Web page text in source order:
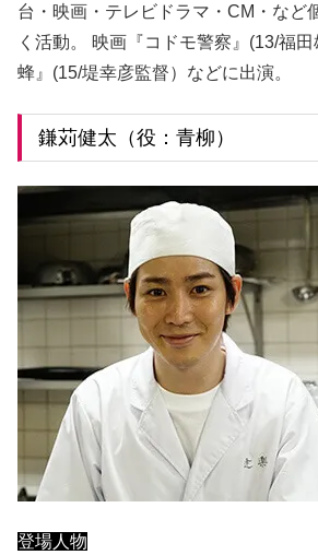
台・映画・テレビドラマ・CM・など
く活動。 映画『コドモ警察』(13/福
蜂』(15/堤幸彦監督）などに出演。
鎌苅健太（役：青柳）
登場人物